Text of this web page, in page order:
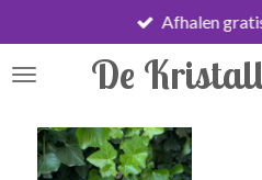
direct
naar
hoofdinhoud
De
Afhalen